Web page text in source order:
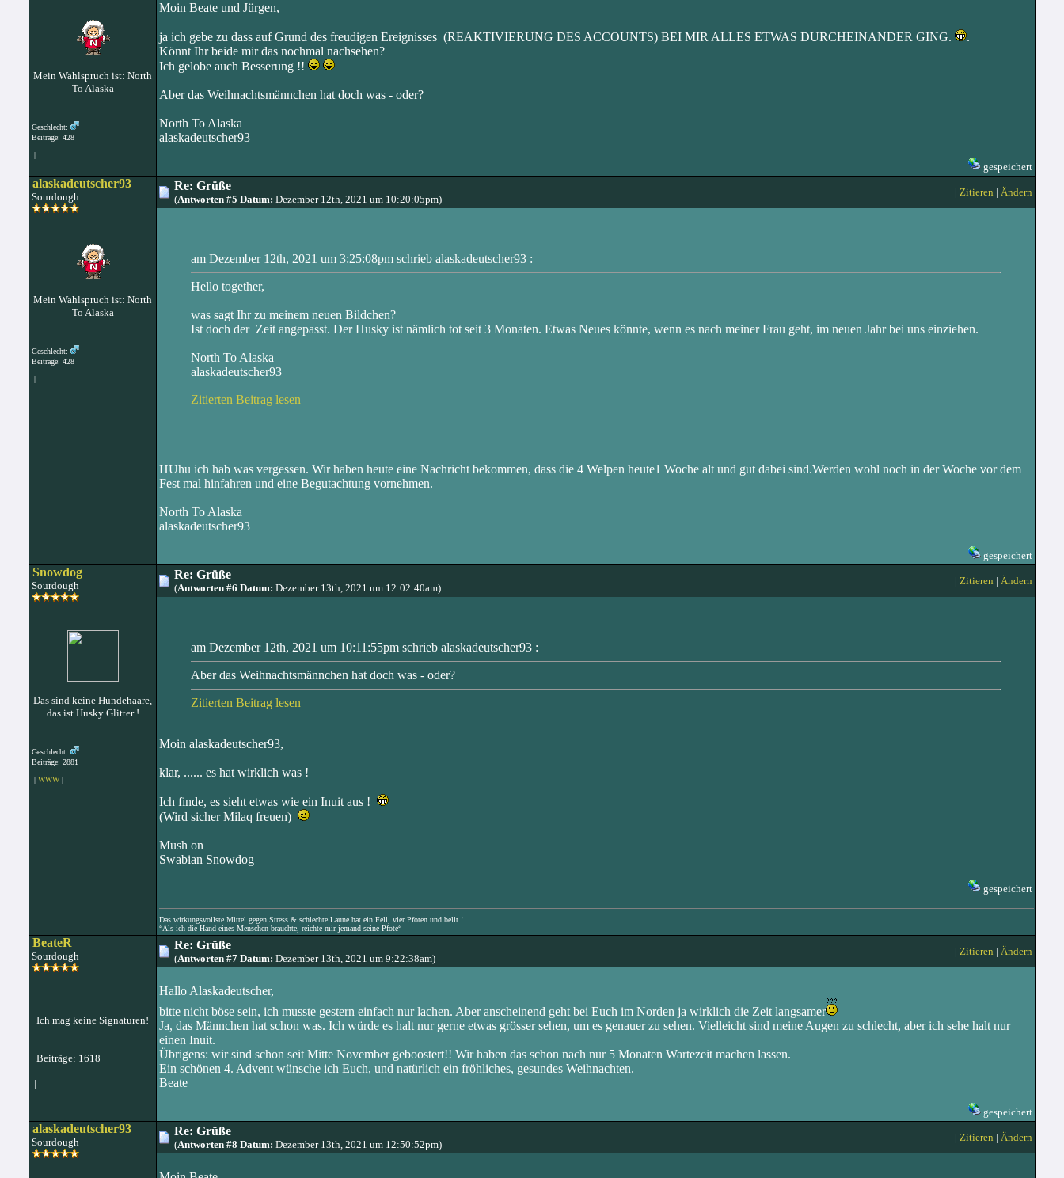
Mein Wahlspruch ist: North
To Alaska
Geschlecht:
Beiträge: 428
|
Moin Beate und Jürgen,
ja ich gebe zu dass auf Grund des freudigen Ereignisses (REAKTIVIERUNG DES ACCOUNTS) BEI MIR ALLES ETWAS DURCHEINANDER GING.
.
Könnt Ihr beide mir das nochmal nachsehen?
Ich gelobe auch Besserung !!
Aber das Weihnachtsmännchen hat doch was - oder?
North To Alaska
alaskadeutscher93
gespeichert
alaskadeutscher93
Sourdough
Mein Wahlspruch ist: North
To Alaska
Geschlecht:
Beiträge: 428
|
Re: Grüße
(Antworten #5 Datum: Dezember 12th, 2021 um 10:20:05pm)
| Zitieren | Ändern
am Dezember 12th, 2021 um 3:25:08pm schrieb alaskadeutscher93 :
Hello together,
was sagt Ihr zu meinem neuen Bildchen?
Ist doch der Zeit angepasst. Der Husky ist nämlich tot seit 3 Monaten. Etwas Neues könnte, wenn es nach meiner Frau geht, im neuen Jahr bei uns einziehen.
North To Alaska
alaskadeutscher93
Zitierten Beitrag lesen
HUhu ich hab was vergessen. Wir haben heute eine Nachricht bekommen, dass die 4 Welpen heute1 Woche alt und gut dabei sind.Werden wohl noch in der Woche vor dem
Fest mal hinfahren und eine Begutachtung vornehmen.
North To Alaska
alaskadeutscher93
gespeichert
Snowdog
Sourdough
Das sind keine Hundehaare,
das ist Husky Glitter !
Geschlecht:
Beiträge: 2881
| WWW|
Re: Grüße
(Antworten #6 Datum: Dezember 13th, 2021 um 12:02:40am)
| Zitieren | Ändern
am Dezember 12th, 2021 um 10:11:55pm schrieb alaskadeutscher93 :
Aber das Weihnachtsmännchen hat doch was - oder?
Zitierten Beitrag lesen
Moin alaskadeutscher93,
klar, ...... es hat wirklich was !
Ich finde, es sieht etwas wie ein Inuit aus !
(Wird sicher Milaq freuen)
Mush on
Swabian Snowdog
gespeichert
Das wirkungsvollste Mittel gegen Stress & schlechte Laune hat ein Fell, vier Pfoten und bellt !
“Als ich die Hand eines Menschen brauchte, reichte mir jemand seine Pfote“
BeateR
Sourdough
Ich mag keine Signaturen!
Beiträge: 1618
|
Re: Grüße
(Antworten #7 Datum: Dezember 13th, 2021 um 9:22:38am)
| Zitieren | Ändern
Hallo Alaskadeutscher,
bitte nicht böse sein, ich musste gestern einfach nur lachen. Aber anscheinend geht bei Euch im Norden ja wirklich die Zeit langsamer
Ja, das Männchen hat schon was. Ich würde es halt nur gerne etwas grösser sehen, um es genauer zu sehen. Vielleicht sind meine Augen zu schlecht, aber ich sehe halt nur
einen Inuit.
Übrigens: wir sind schon seit Mitte November geboostert!! Wir haben das schon nach nur 5 Monaten Wartezeit machen lassen.
Ein schönen 4. Advent wünsche ich Euch, und natürlich ein fröhliches, gesundes Weihnachten.
Beate
gespeichert
alaskadeutscher93
Sourdough
Re: Grüße
(Antworten #8 Datum: Dezember 13th, 2021 um 12:50:52pm)
| Zitieren | Ändern